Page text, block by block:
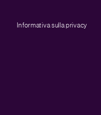
Informativa sulla privacy